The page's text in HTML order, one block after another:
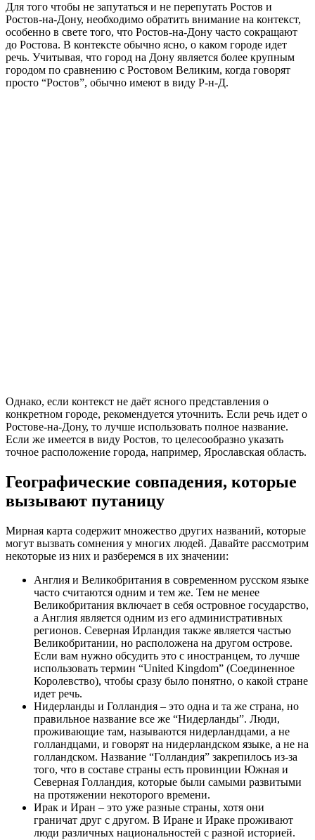
Для того чтобы не запутаться и не перепутать Ростов и
Ростов-на-Дону, необходимо обратить внимание на контекст,
особенно в свете того, что Ростов-на-Дону часто сокращают
до Ростова. В контексте обычно ясно, о каком городе идет
речь. Учитывая, что город на Дону является более крупным
городом по сравнению с Ростовом Великим, когда говорят
просто “Ростов”, обычно имеют в виду Р-н-Д.
Однако, если контекст не даёт ясного представления о
конкретном городе, рекомендуется уточнить. Если речь идет о
Ростове-на-Дону, то лучше использовать полное название.
Если же имеется в виду Ростов, то целесообразно указать
точное расположение города, например, Ярославская область.
Географические совпадения, которые
вызывают путаницу
Мирная карта содержит множество других названий, которые
могут вызвать сомнения у многих людей. Давайте рассмотрим
некоторые из них и разберемся в их значении:
Англия и Великобритания в современном русском языке
часто считаются одним и тем же. Тем не менее
Великобритания включает в себя островное государство,
а Англия является одним из его административных
регионов. Северная Ирландия также является частью
Великобритании, но расположена на другом острове.
Если вам нужно обсудить это с иностранцем, то лучше
использовать термин “United Kingdom” (Соединенное
Королевство), чтобы сразу было понятно, о какой стране
идет речь.
Нидерланды и Голландия – это одна и та же страна, но
правильное название все же “Нидерланды”. Люди,
проживающие там, называются нидерландцами, а не
голландцами, и говорят на нидерландском языке, а не на
голландском. Название “Голландия” закрепилось из-за
того, что в составе страны есть провинции Южная и
Северная Голландия, которые были самыми развитыми
на протяжении некоторого времени.
Ирак и Иран – это уже разные страны, хотя они
граничат друг с другом. В Иране и Ираке проживают
люди различных национальностей с разной историей.